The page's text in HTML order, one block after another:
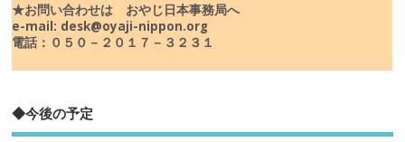
★お問い合わせは おやじ日本事務局へ
e-mail: desk@oyaji-nippon.org
電話：０５０－２０１７－３２３１
◆今後の予定